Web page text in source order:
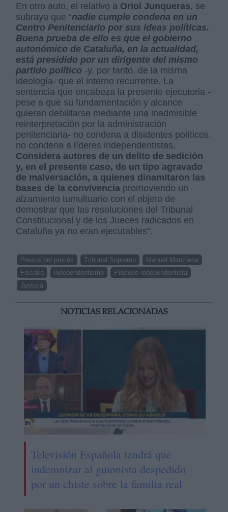
En otro auto, el relativo a Oriol Junqueras, se
subraya que “nadie cumple condena en un
Centro Penitenciario por sus ideas políticas.
Buena prueba de ello es que el gobierno
autonómico de Cataluña, en la actualidad,
está presidido por un dirigente del mismo
partido político -y, por tanto, de la misma
ideología- que el interno recurrente. La
sentencia que encabeza la presente ejecutoria -
pese a que su fundamentación y alcance
quieran debilitarse mediante una inadmisible
reinterpretación por la administración
penitenciaria- no condena a disidentes políticos,
no condena a líderes independentistas.
Considera autores de un delito de sedición
y, en el presente caso, de un tipo agravado
de malversación, a quienes dinamitaron las
bases de la convivencia promoviendo un
alzamiento tumultuario con el objeto de
demostrar que las resoluciones del Tribunal
Constitucional y de los Jueces radicados en
Cataluña ya no eran ejecutables”.
Presos del procés Tribunal Supremo
Manuel Marchena
Fiscalía
independentismo
Proceso Independentista
Justicia
NOTICIAS RELACIONADAS
Televisión Española tendrá que
indemnizar al guionista despedido
por un chiste sobre la familia real